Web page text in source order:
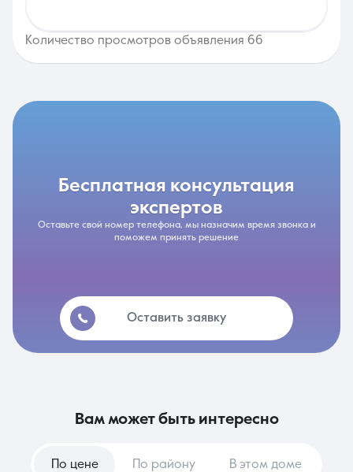
Количество просмотров объявления 66
бесплатная консультация
экспертов
Оставьте свой номер телефона, мы назначим время звонка и
поможем принять решение
Оставить заявку
вам может быть интересно
По цене По району В этом доме